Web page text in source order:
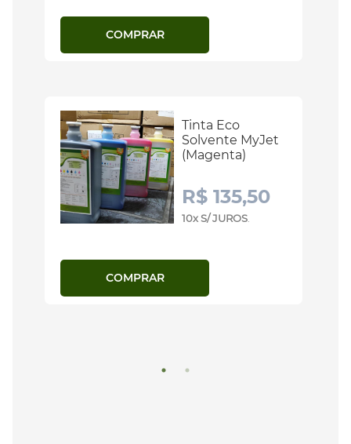
COMPRAR
Tinta Eco
Solvente MyJet
(Magenta)
R$ 135,50
10x S/ JUROS.
COMPRAR